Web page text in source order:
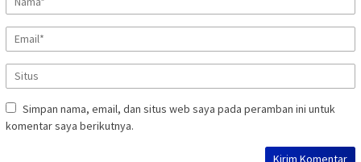
Simpan nama, email, dan situs web saya pada peramban ini untuk
komentar saya berikutnya.